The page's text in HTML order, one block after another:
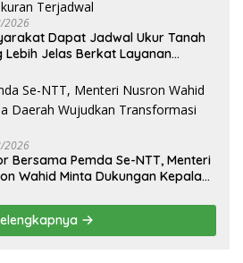
2026
Dapat Jadwal Ukur Tanah
Lebih Jelas Berkat Layanan
2026
Bersama Pemda Se-NTT, Menteri
Wahid Minta Dukungan Kepala
Pertanahan